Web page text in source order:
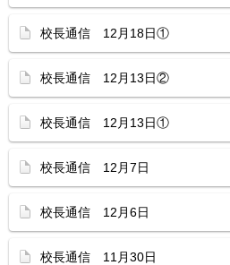
校長通信 12月18日①
校長通信 12月13日②
校長通信 12月13日①
校長通信 12月7日
校長通信 12月6日
校長通信 11月30日